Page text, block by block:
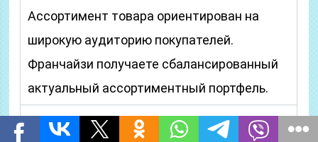
Ассортимент товара ориентирован на
широкую аудиторию покупателей.
Франчайзи получаете сбалансированный
актуальный ассортиментный портфель.
Технический центр по изготовлению очков